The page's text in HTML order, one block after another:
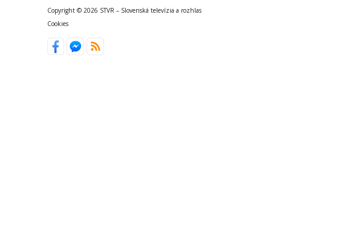
Copyright © 2026 STVR – Slovenská televízia a rozhlas
Cookies